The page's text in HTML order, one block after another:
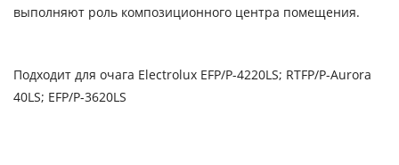
выполняют роль композиционного центра помещения.
Подходит для очага Electrolux EFP/P-4220LS; RTFP/P-Aurora
40LS; EFP/P-3620LS